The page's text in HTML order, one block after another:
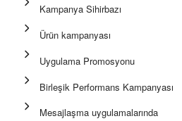
Kampanya Sihirbazı
Ürün kampanyası
Uygulama Promosyonu
Birleşik Performans Kampanyası
Mesajlaşma uygulamalarında